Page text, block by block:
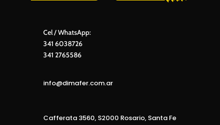
Cel / WhatsApp:
341 6038726
341 2765586
info@dimafer.com.ar
Cafferata 3560, S2000 Rosario, Santa Fe